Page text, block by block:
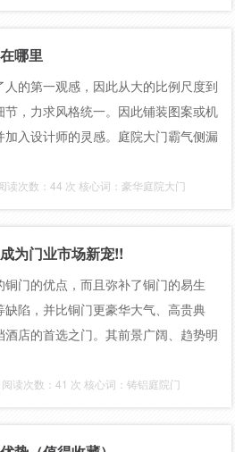
哪里
的第一观感，因此从大的比例尺度到
，力求风格统一。因此铺装图案或机
入设计师的灵感。庭院大门霸气侧漏
读次数：44 次 核心词：豪华庭院大门
为门业市场新宠!!
门的优点，而且弥补了铜门的易生
陷，并比铜门更豪华大气、高贵典
店的首选之门。其前景广阔、趋势明
读次数：41 次 核心词：铸铝庭院门